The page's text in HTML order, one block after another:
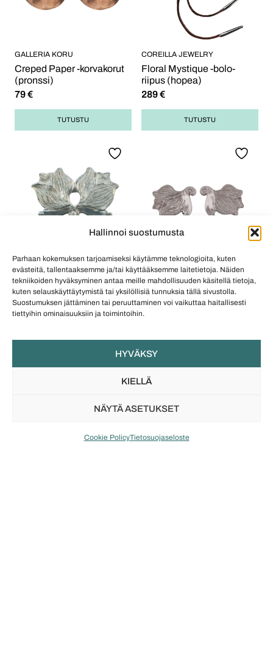
Hallinnoi suostumusta
Parhaan kokemuksen tarjoamiseksi käytämme teknologioita, kuten
evästeitä, tallentaaksemme ja/tai käyttääksemme laitetietoja. Näiden
tekniikoiden hyväksyminen antaa meille mahdollisuuden käsitellä tietoja,
kuten selauskäyttäytymistä tai yksilöllisiä tunnuksia tällä sivustolla.
Suostumuksen jättäminen tai peruuttaminen voi vaikuttaa haitallisesti
tiettyihin ominaisuuksiin ja toimintoihin.
HYVÄKSY
KIELLÄ
NÄYTÄ ASETUKSET
Cookie PolicyTietosuojaseloste
GALLERIA KORU
Creped Paper -korvakorut
(pronssi)
79€
TUTUSTU
COREILLA JEWELRY
Floral Mystique -bolo-
riipus (hopea)
289€
TUTUSTU
COREILLA JEWELRY
Floral Mystique -
kaksiosainen sormus
(hopea)
279
COREILLA JEWELRY
Floral Mystique -korvakorut
(hopea)
259